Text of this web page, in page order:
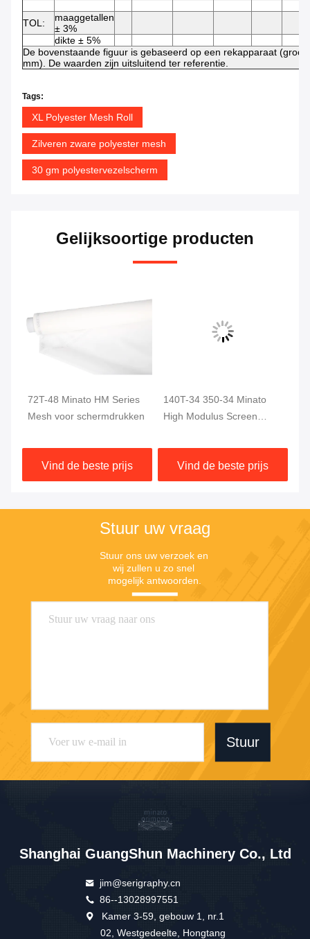
TOL:
maaggetallen
± 3%
dikte ± 5%
De bovenstaande figuur is gebaseerd op een rekapparaat
mm). De waarden zijn uitsluitend ter referentie.
Tags:
XL Polyester Mesh Roll
Zilveren zware polyester mesh
30 gm polyestervezelscherm
Gelijksoortige producten
72T-48 Minato HM Series
Mesh voor schermdrukken
Vind de beste prijs
140T-34 350-34 Minato
High Modulus Screen
paneldruk
Vind de beste prijs
Stuur uw vraag
Stuur ons uw verzoek en
wij zullen u zo snel
mogelijk antwoorden.
Stuur
Shanghai GuangShun Machinery Co., Ltd
jim@serigraphy.cn
86--13028997551
Kamer 3-59, gebouw 1, nr.1
02, Westgedeelte, Hongtang